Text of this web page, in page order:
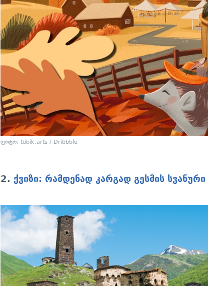
ფოტო: tubik.arts / Dribbble
2. ქვიზი: რამდენად კარგად გესმის სვანური